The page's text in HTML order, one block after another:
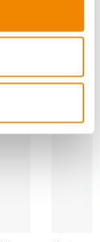
Varianten